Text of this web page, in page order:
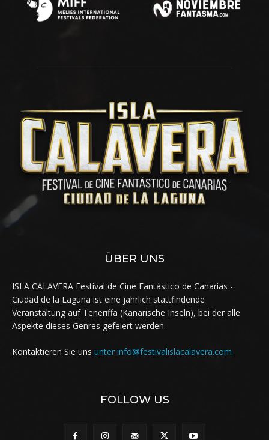
ÜBER UNS
ISLA CALAVERA Festival de Cine Fantástico de Canarias -
Ciudad de la Laguna ist eine jährlich stattfindende
Veranstaltung auf Teneriffa (Kanarische Inseln), bei der alle
Aspekte dieses Genres gefeiert werden.
Kontaktieren Sie uns unter info@festivalislacalavera.com
FOLLOW US